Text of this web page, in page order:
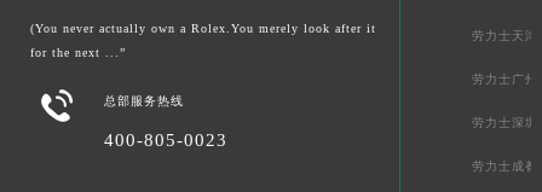
(You never actually own a Rolex.You merely look after it
for the next ...”
 总部服务热线
400-805-0023
劳力士天津
劳力士广州
劳力士深圳
劳力士成都